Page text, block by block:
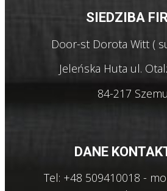
SIEDZIBA
Door-st Dorota Witt (
Jeleńska Huta ul.
84-217
DANE
Tel: +48 509410018 -